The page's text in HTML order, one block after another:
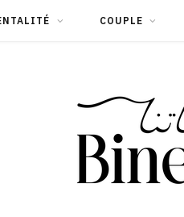
COUPLE